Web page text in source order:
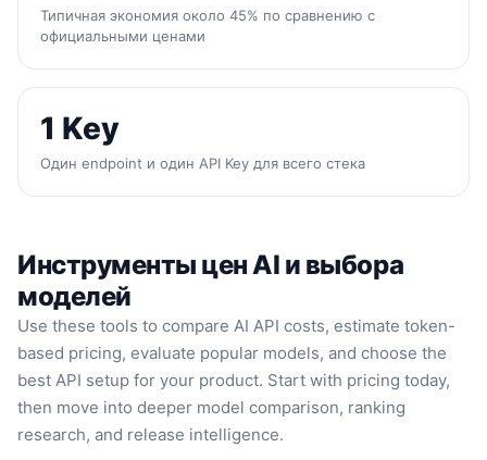
Типичная экономия около 45% по сравнению с
официальными ценами
1 Key
Один endpoint и один API Key для всего стека
Инструменты цен AI и выбора
моделей
Use these tools to compare AI API costs, estimate token-
based pricing, evaluate popular models, and choose the
best API setup for your product. Start with pricing today,
then move into deeper model comparison, ranking
research, and release intelligence.